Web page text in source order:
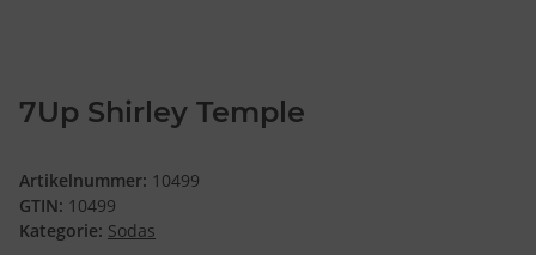
7Up Shirley Temple
Artikelnummer: 10499
GTIN: 10499
Kategorie: Sodas